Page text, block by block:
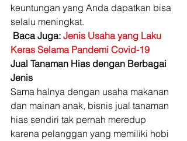
keuntungan yang Anda dapatkan bisa
selalu meningkat.
Baca Juga: Jenis Usaha yang Laku
Keras Selama Pandemi Covid-19
Jual Tanaman Hias dengan Berbagai
Jenis
Sama halnya dengan usaha makanan
dan mainan anak, bisnis jual tanaman
hias sendiri tak pernah meredup
karena pelanggan yang memiliki hobi